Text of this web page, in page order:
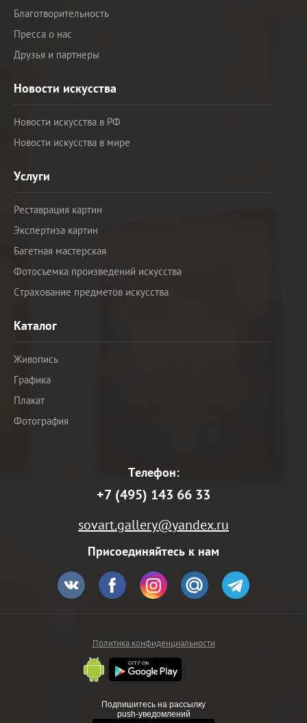
Благотворительность
Пресса о нас
Друзья и партнеры
Новости искусства
Новости искусства в РФ
Новости искусства в мире
Услуги
Реставрация картин
Экспертиза картин
Багетная мастерская
Фотосъемка произведений искусства
Страхование предметов искусства
Каталог
Живопись
Графика
Плакат
Фотография
Телефон:
+7 (495) 143 66 33
sovart.gallery@yandex.ru
Присоединяйтесь к нам
Политика конфиденциальности
Подпишитесь на рассылку
push-уведомлений